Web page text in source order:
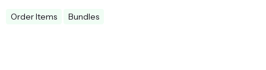
Order Items Bundles